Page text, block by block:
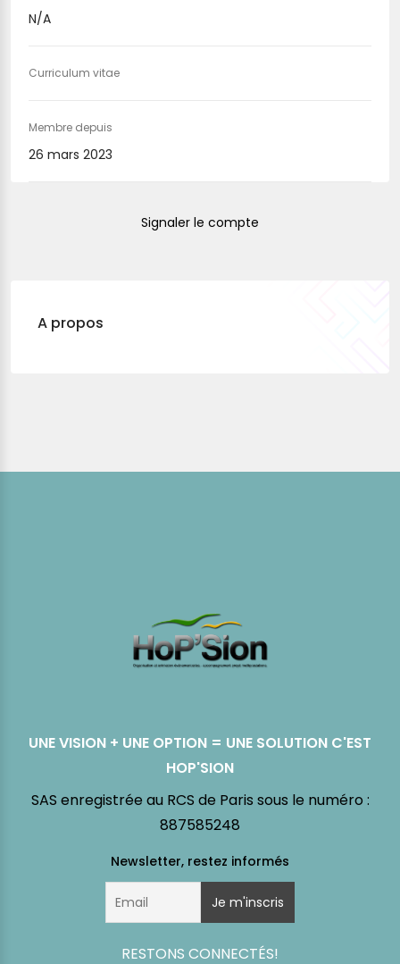
N/A
Curriculum vitae
Membre depuis
26 mars 2023
Signaler le compte
A propos
UNE VISION + UNE OPTION = UNE SOLUTION C'EST
HOP'SION
SAS enregistrée au RCS de Paris sous le numéro :
887585248
RESTONS CONNECTÉS!